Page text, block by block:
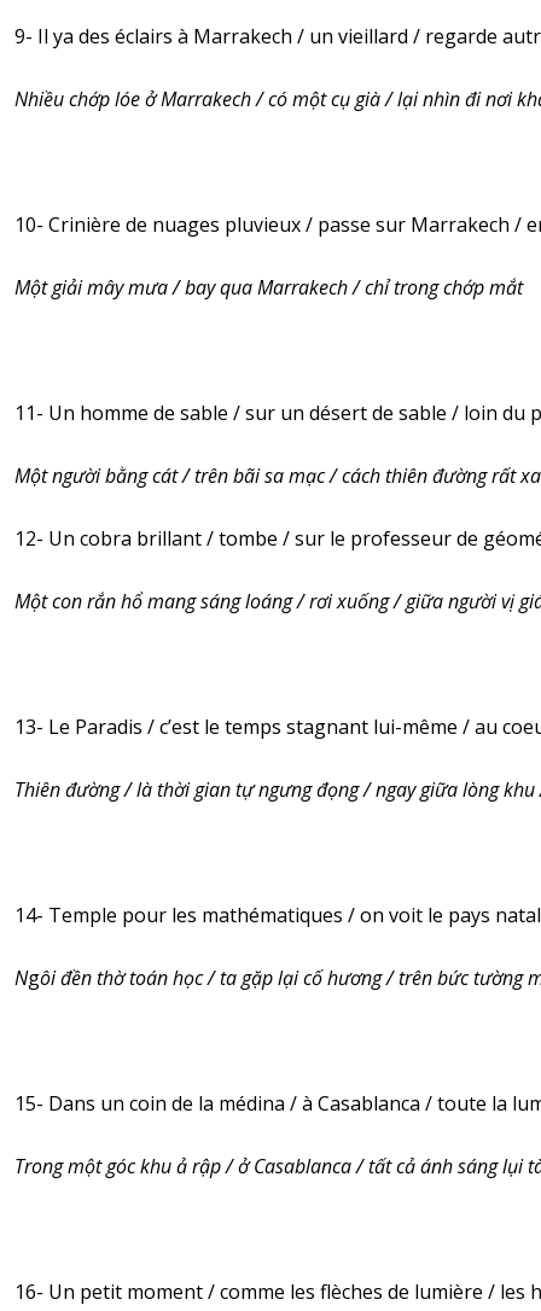
9- Il ya des éclairs à Marrakech / un vieillard / regarde
Nhiều chớp lóe ở Marrakech / có một cụ già / lại nhìn đi nơi
10- Crinière de nuages pluvieux / passe sur Marrakech /
Một giải mây mưa / bay qua Marrakech / chỉ trong chớp mắt
11- Un homme de sable / sur un désert de sable / loin du
Một người bằng cát / trên bãi sa mạc / cách thiên đường rất xa
12- Un cobra brillant / tombe / sur le professeur de
Một con rắn hổ mang sáng loáng / rơi xuống / giữa người vị
13- Le Paradis / c’est le temps stagnant lui-même / au
Thiên đường / là thời gian tự ngưng đọng / ngay giữa lòng khu
14- Temple pour les mathématiques / on voit le pays
Ngôi đền thờ toán học / ta gặp lại cố hương / trên bức tường
15- Dans un coin de la médina / à Casablanca / toute la
Trong một góc khu ả rập / ở Casablanca / tất cả ánh sáng lụi
16- Un petit moment / comme les flèches de lumière / les